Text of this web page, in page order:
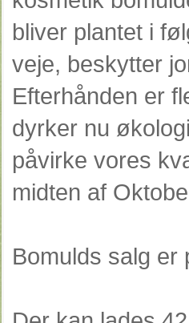
bliver plantet i
veje, beskytter
Efterhånden er
dyrker nu
påvirke vores
midten af
Bomulds salg er